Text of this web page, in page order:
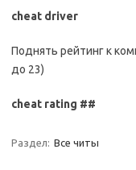
cheat driver
Поднять рейтинг к
до 23)
cheat rating ##
Раздел: Все читы